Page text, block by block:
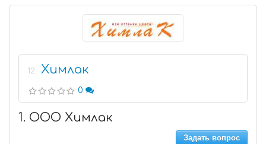
12 Химлак
0
1. ООО Химлак
Задать вопрос